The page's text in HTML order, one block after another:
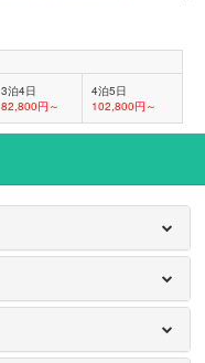
3泊4日
82,800円～
4泊5日
102,800円～